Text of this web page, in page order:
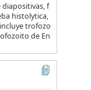
f
histolytica,
trofozo
de En